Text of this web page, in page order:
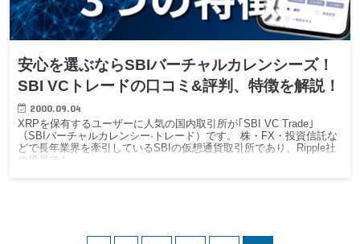
安心を選ぶならSBIバーチャルカレンシーズ！
SBI VCトレードの口コミ&評判、特徴を解説！
2000.09.04
XRPを保有するユーザーに人気の国内取引所が｢SBI VC Trade｣
（SBIバーチャルカレンシー·トレード）です。 株・FX・投資信託な
どで長年業界を牽引しているSBIの仮想通貨取引所であり、Ripple社
の役員でも…